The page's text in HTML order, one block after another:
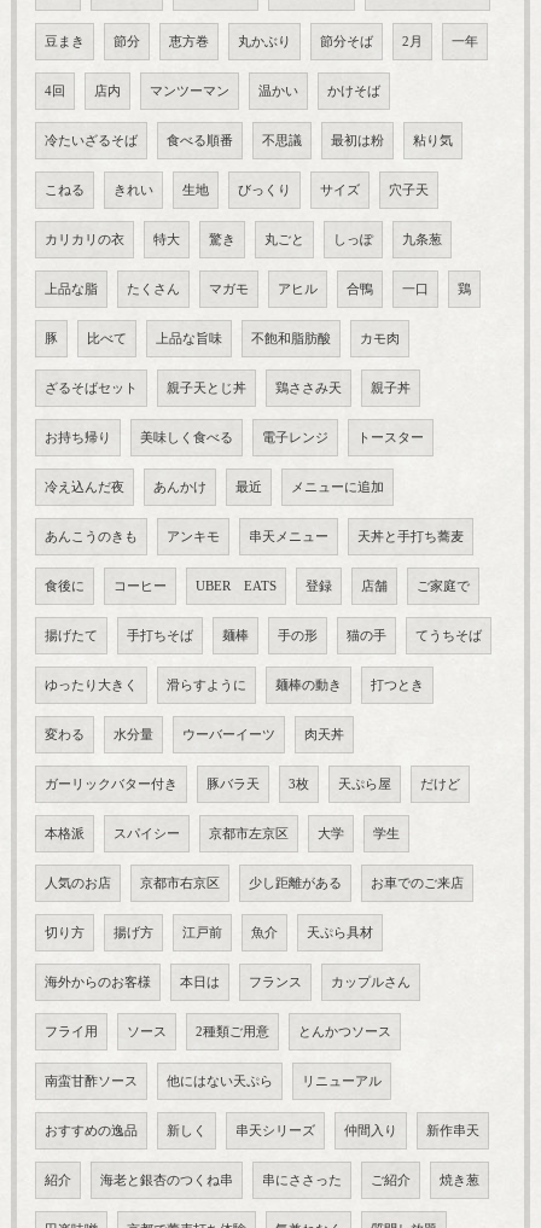
豆まき 節分 恵方巻 丸かぶり 節分そば 2月 一年
4回 店内 マンツーマン 温かい かけそば
冷たいざるそば 食べる順番 不思議 最初は粉 粘り気
こねる きれい 生地 びっくり サイズ 穴子天
カリカリの衣 特大 驚き 丸ごと しっぽ 九条葱
上品な脂 たくさん マガモ アヒル 合鴨 一口 鶏
豚 比べて 上品な旨味 不飽和脂肪酸 カモ肉
ざるそばセット 親子天とじ丼 鶏ささみ天 親子丼
お持ち帰り 美味しく食べる 電子レンジ トースター
冷え込んだ夜 あんかけ 最近 メニューに追加
あんこうのきも アンキモ 串天メニュー 天丼と手打ち蕎麦
食後に コーヒー UBER EATS 登録 店舗 ご家庭で
揚げたて 手打ちそば 麺棒 手の形 猫の手 てうちそば
ゆったり大きく 滑らすように 麺棒の動き 打つとき
変わる 水分量 ウーバーイーツ 肉天丼
ガーリックバター付き 豚バラ天 3枚 天ぷら屋 だけど
本格派 スパイシー 京都市左京区 大学 学生
人気のお店 京都市右京区 少し距離がある お車でのご来店
切り方 揚げ方 江戸前 魚介 天ぷら具材
海外からのお客様 本日は フランス カップルさん
フライ用 ソース 2種類ご用意 とんかつソース
南蛮甘酢ソース 他にはない天ぷら リニューアル
おすすめの逸品 新しく 串天シリーズ 仲間入り 新作串天
紹介 海老と銀杏のつくね串 串にささった ご紹介 焼き葱